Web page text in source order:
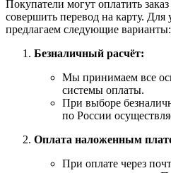
Покупатели могут оплатить
совершить перевод на карту.
предлагаем следующие варианты:
Безналичный расчёт:
Мы принимаем все
системы оплаты.
При выборе
по России
Оплата наложенным
При оплате через